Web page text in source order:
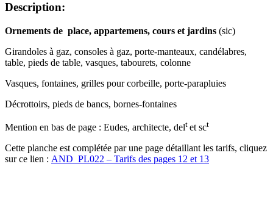
Description:
Ornements de place, appartemens, cours et jardins (sic)
Girandoles à gaz, consoles à gaz, porte-manteaux, candélabres,
table, pieds de table, vasques, tabourets, colonne
Vasques, fontaines, grilles pour corbeille, porte-parapluies
Décrottoirs, pieds de bancs, bornes-fontaines
Mention en bas de page : Eudes, architecte, delt et sct
Cette planche est complétée par une page détaillant les tarifs, cliquez
sur ce lien : AND_PL022 – Tarifs des pages 12 et 13